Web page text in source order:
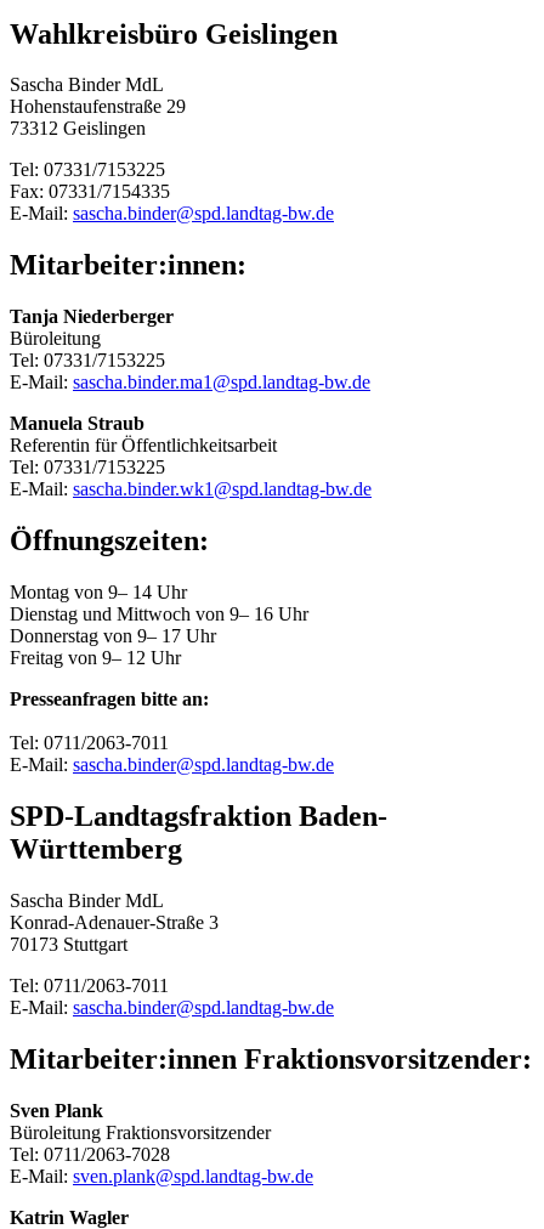
Wahlkreisbüro Geislingen
Sascha Binder MdL
Hohenstaufenstraße 29
73312 Geislingen
Tel: 07331/7153225
Fax: 07331/7154335
E-Mail: sascha.binder@spd.landtag-bw.de
Mitarbeiter:innen:
Tanja Niederberger
Büroleitung
Tel: 07331/7153225
E-Mail: sascha.binder.ma1@spd.landtag-bw.de
Manuela Straub
Referentin für Öffentlichkeitsarbeit
Tel: 07331/7153225
E-Mail: sascha.binder.wk1@spd.landtag-bw.de
Öffnungszeiten:
Montag von 9– 14 Uhr
Dienstag und Mittwoch von 9– 16 Uhr
Donnerstag von 9– 17 Uhr
Freitag von 9– 12 Uhr
Presseanfragen bitte an:
Tel: 0711/2063-7011
E-Mail: sascha.binder@spd.landtag-bw.de
SPD-Landtagsfraktion Baden-
Württemberg
Sascha Binder MdL
Konrad-Adenauer-Straße 3
70173 Stuttgart
Tel: 0711/2063-7011
E-Mail: sascha.binder@spd.landtag-bw.de
Mitarbeiter:innen Fraktionsvorsitzender:
Sven Plank
Büroleitung Fraktionsvorsitzender
Tel: 0711/2063-7028
E-Mail: sven.plank@spd.landtag-bw.de
Katrin Wagler